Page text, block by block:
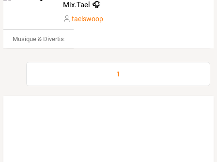
Mix.Tael 🎧
taelswoop
Musique & Divertissements
1